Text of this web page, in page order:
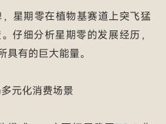
星期零在植物基赛道上突飞猛
仔细分析星期零的发展经历，
有的巨大能量。
元化消费场景